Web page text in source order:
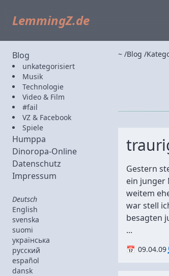
LemmingZ.de
Blog
unkategorisiert
Musik
Technologie
Video & Film
#fail
VZ & Facebook
Spiele
Humppa
Dinoropa-Online
Datenschutz
Impressum
Deutsch
English
svenska
suomi
українська
русский
español
dansk
~ Blog
Gestern
ein junger
weitem
war stell
besagten
...
09.04.09